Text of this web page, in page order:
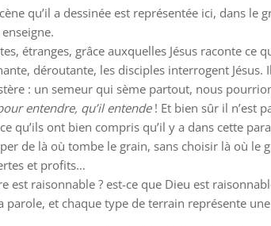
qu’il a dessinée est représentée ici, dans
étranges, grâce auxquelles Jésus raconte ce
déroutante, les disciples interrogent
: un semeur qui sème partout, nous
entendre, qu’il entende! Et bien sûr il n’est
qu’ils ont bien compris qu’il y a dans cette
de là où tombe le grain, sans choisir là où le
et profits…
est raisonnable ? est-ce que Dieu est
parole, et chaque type de terrain représente